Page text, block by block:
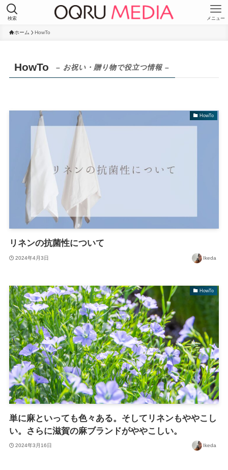
検索 メニュー
ホーム HowTo
HowTo – お祝い・贈り物で役立つ情報 –
HowTo
リネンの抗菌性について
2024年4月3日 Ikeda
HowTo
単に麻といっても色々ある。そしてリネンもややこし
い。さらに滋賀の麻ブランドがややこしい。
2024年3月16日 Ikeda